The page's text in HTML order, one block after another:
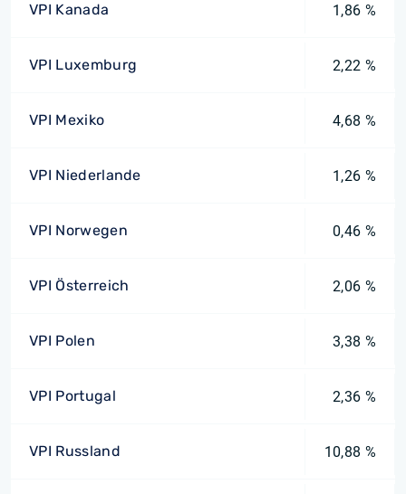
VPI Kanada 1,86 %
VPI Luxemburg 2,22 %
VPI Mexiko 4,68 %
VPI Niederlande 1,26 %
VPI Norwegen 0,46 %
VPI Österreich 2,06 %
VPI Polen 3,38 %
VPI Portugal 2,36 %
VPI Russland 10,88 %